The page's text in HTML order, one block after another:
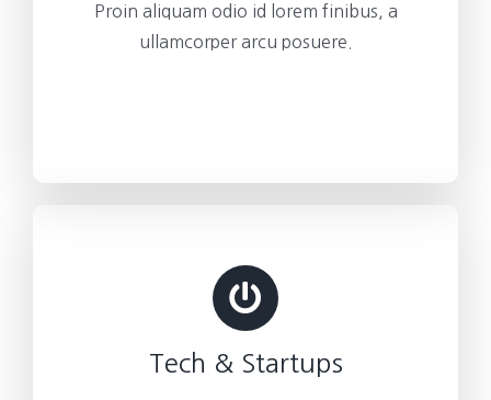
Proin aliquam odio id lorem finibus, a
ullamcorper arcu posuere.
Tech & Startups